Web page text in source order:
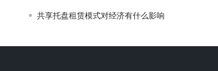
共享托盘租赁模式对经济有什么影响